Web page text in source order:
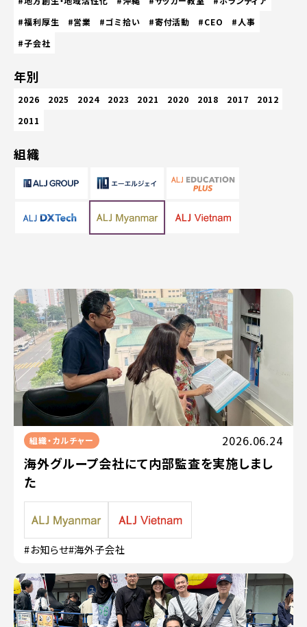
#福利厚生
#営業 #ゴミ拾い #寄付活動 #CEO
#人事
#子会社
年別
2026 2025 2024 2023 2021 2020 2018 2017
2012
2011
組織
組織・カルチャー 2026.06.24
海外グループ会社にて内部監査を実施しまし
た
#お知らせ#海外子会社